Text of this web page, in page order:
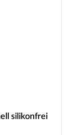
silikonfrei